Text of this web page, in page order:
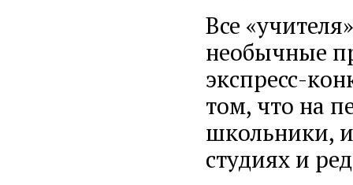
Все
необычные
экспресс-
том, что на
школьники,
студиях и